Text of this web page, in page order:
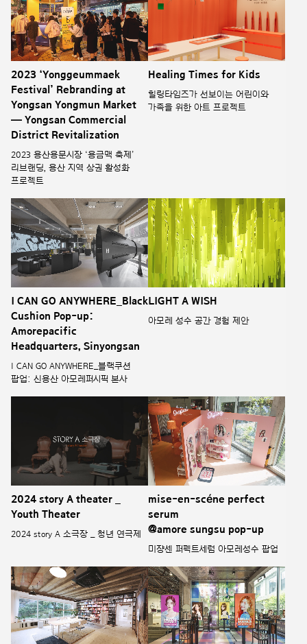
2023 ‘Yonggeummaek
Festival’ Rebranding at
Yongsan Yongmun Market
— Yongsan Commercial
District Revitalization
리브랜딩, 용산 지역 상권 활성화
프로젝트
Healing Times for Kids
힐링타임즈가 선보이는 어린이와
가족을 위한 아트 프로젝트
I CAN GO ANYWHERE_Black
Cushion Pop-up:
Amorepacific
Headquarters, Sinyongsan
I CAN GO ANYWHERE_블랙쿠션
팝업: 신용산 아모레퍼시픽 본사
LIGHT A WISH
2024 story A theater _
Youth Theater
mise-en-scéne perfect
serum
@amore sungsu pop-up
미쟝센 퍼펙트세럼 아모레성수 팝업